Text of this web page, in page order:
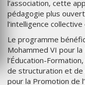
l’association, cette
pédagogie plus
l’intelligence
Le programme
Mohammed VI pour
l’Éducation-
de structuration et de
pour la Promotion de